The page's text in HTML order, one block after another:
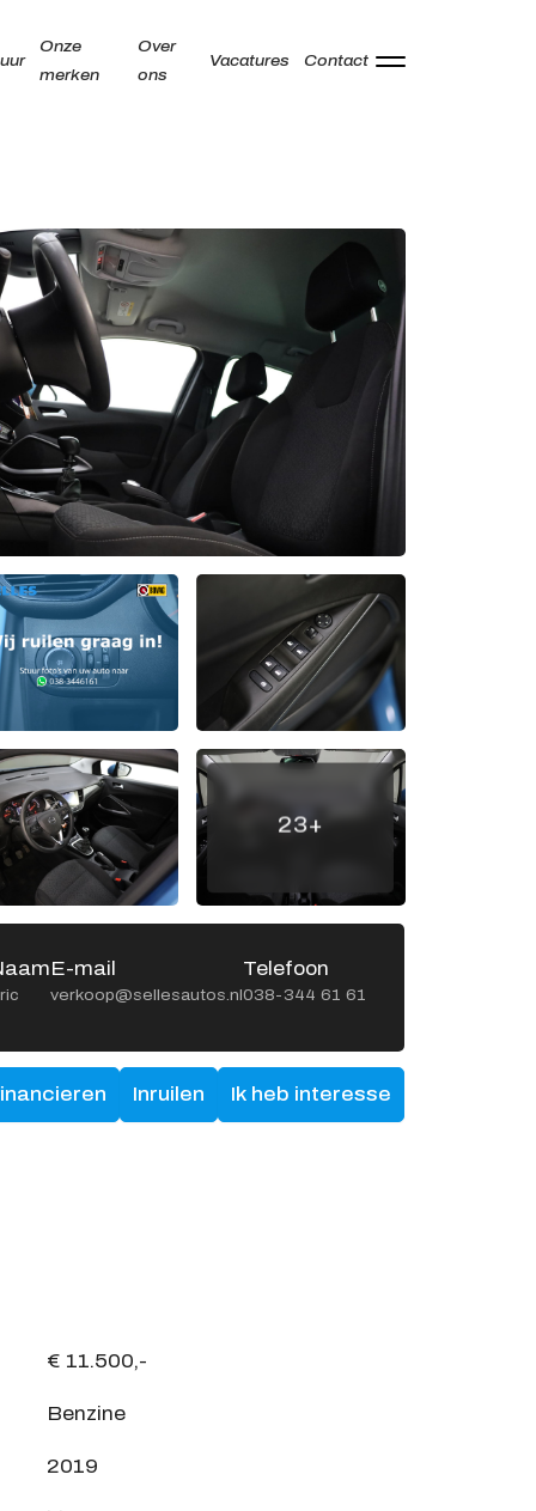
Onze
merken
Over
ons
Vacatures Contact
Kamperzeedijk 87-89
8281 PC Genemuiden
Openingstijden showroom
Vr
9:00 - 18:00
9:00 - 17:00
Zo
Openingstijden werkplaats
Ma -
Vr
8:00 - 12:15 en
13:15 - 17:00
Za
Gesloten
Zo
Gesloten
23+
E-mail
verkoop@sellesautos.nl
Telefoon
038-344 61 61
Inruilen Ik heb interesse
€ 11.500,-
Benzine
2019